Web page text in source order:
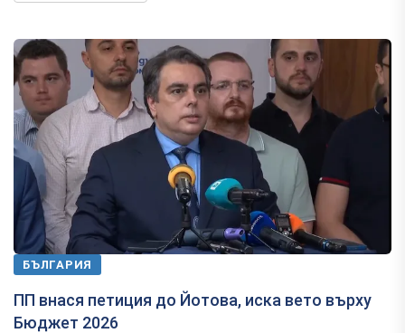
БЪЛГАРИЯ
ПП внася петиция до Йотова, иска вето върху
Бюджет 2026